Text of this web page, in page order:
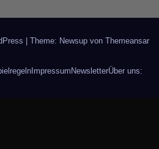
Theme: Newsup von Themeansar
Impressum NewsletterÜber uns: